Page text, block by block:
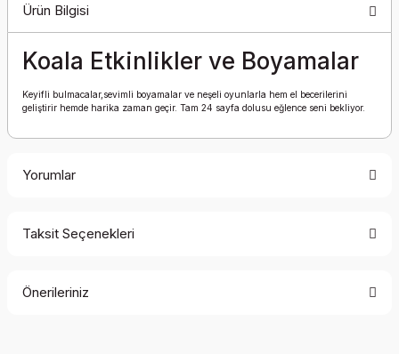
Ürün Bilgisi
Koala Etkinlikler ve Boyamalar
Keyifli bulmacalar,sevimli boyamalar ve neşeli oyunlarla hem el becerilerini
geliştirir hemde harika zaman geçir. Tam 24 sayfa dolusu eğlence seni bekliyor.
Yorumlar
Taksit Seçenekleri
Önerileriniz